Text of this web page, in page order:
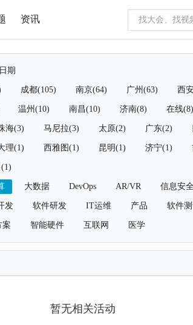
资讯
期
成都(105) 南京(64) 广州(63) 西
温州(10) 南昌(10) 济南(8) 在线(8)
海(3) 马尼拉(3) 太原(2) 广东(2)
理(1) 西雅图(1) 昆明(1) 济宁(1)
大数据 DevOps AR/VR 信息安
发 软件研发 IT运维 产品 软件
案 智能硬件 互联网 医学
暂无相关活动